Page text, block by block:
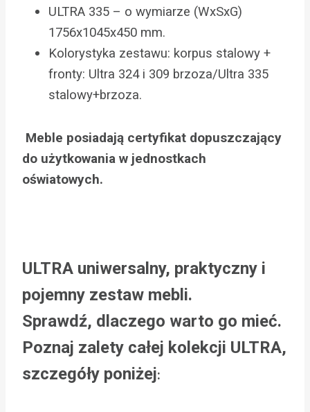
ULTRA 335 – o wymiarze (WxSxG)
1756x1045x450 mm.
Kolorystyka zestawu: korpus stalowy +
fronty: Ultra 324 i 309 brzoza/Ultra 335
stalowy+brzoza.
Meble posiadają certyfikat dopuszczający
do użytkowania w jednostkach
oświatowych.
ULTRA uniwersalny, praktyczny i
pojemny zestaw mebli.
Sprawdź, dlaczego warto go mieć.
Poznaj zalety całej kolekcji ULTRA,
szczegóły poniżej: